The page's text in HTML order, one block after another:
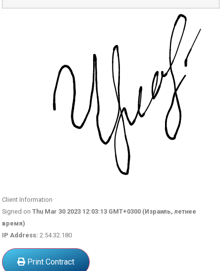
Client Information
Signed onThu Mar 30 2023 12:03:13 GMT+0300 (Израиль, летнее
время)
IP Address: 2.54.32.180
Print Contract